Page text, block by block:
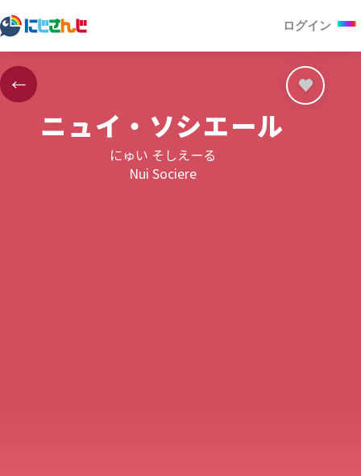
ログイン
←
ニュイ・ソシエール
にゅい そしえーる
Nui Sociere